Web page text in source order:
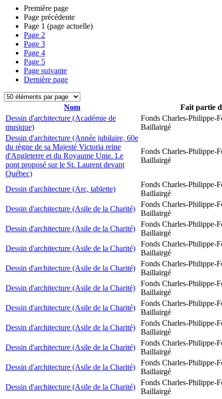
Première page
Page précédente
Page 1 (page actuelle)
Page 2
Page 3
Page 4
Page 5
Page suivante
Dernière page
Nom
Fait partie
Dessin d'architecture (Académie de
musique)
Fonds Charles-Philippe-
Baillairgé
Dessin d'architecture (Année jubilaire, 60e
du règne de sa Majesté Victoria reine
d'Angleterre et du Royaume Unie. Le
pont proposé sur le St. Laurent devant
Québec)
Fonds Charles-Philippe-
Baillairgé
Dessin d'architecture (Arc, tablette)
Fonds Charles-Philippe-
Baillairgé
Dessin d'architecture (Asile de la Charité)
Fonds Charles-Philippe-
Baillairgé
Dessin d'architecture (Asile de la Charité)
Fonds Charles-Philippe-
Baillairgé
Dessin d'architecture (Asile de la Charité)
Fonds Charles-Philippe-
Baillairgé
Dessin d'architecture (Asile de la Charité)
Fonds Charles-Philippe-
Baillairgé
Dessin d'architecture (Asile de la Charité)
Fonds Charles-Philippe-
Baillairgé
Dessin d'architecture (Asile de la Charité)
Fonds Charles-Philippe-
Baillairgé
Dessin d'architecture (Asile de la Charité)
Fonds Charles-Philippe-
Baillairgé
Dessin d'architecture (Asile de la Charité)
Fonds Charles-Philippe-
Baillairgé
Dessin d'architecture (Asile de la Charité)
Fonds Charles-Philippe-
Baillairgé
Dessin d'architecture (Asile de la Charité)
Fonds Charles-Philippe-
Baillairgé